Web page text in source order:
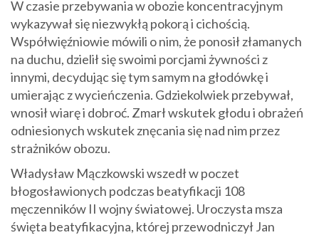
W czasie przebywania w obozie koncentracyjnym
wykazywał się niezwykłą pokorą i cichością.
Współwięźniowie mówili o nim, że ponosił złamanych
na duchu, dzielił się swoimi porcjami żywności z
innymi, decydując się tym samym na głodówkę i
umierając z wycieńczenia. Gdziekolwiek przebywał,
wnosił wiarę i dobroć. Zmarł wskutek głodu i obrażeń
odniesionych wskutek znęcania się nad nim przez
strażników obozu.
Władysław Mączkowski wszedł w poczet
błogosławionych podczas beatyfikacji 108
męczenników II wojny światowej. Uroczysta msza
święta beatyfikacyjna, której przewodniczył Jan